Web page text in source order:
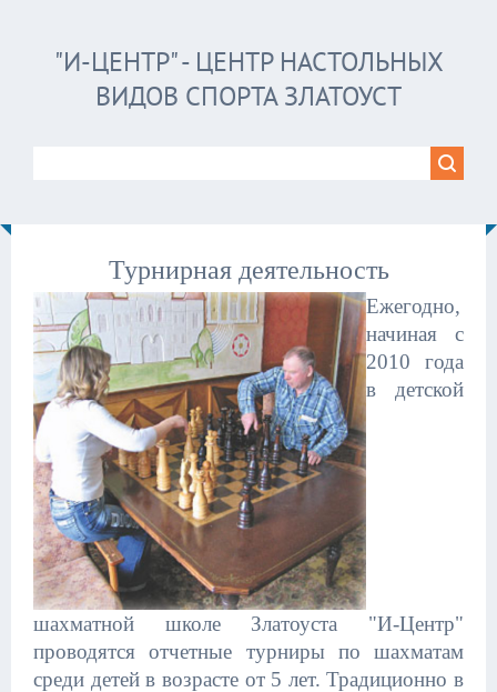
"И-ЦЕНТР" - ЦЕНТР НАСТОЛЬНЫХ
ВИДОВ СПОРТА ЗЛАТОУСТ
Турнирная деятельность
Ежегодно,
начиная с
2010 года
в детской
шахматной школе Златоуста "И-Центр"
проводятся отчетные турниры по шахматам
среди детей в возрасте от 5 лет. Традиционно в